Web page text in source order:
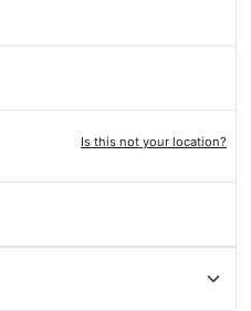
Is this not your location?